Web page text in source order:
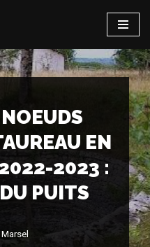
NOEUDS
EN
2023 :
PUITS